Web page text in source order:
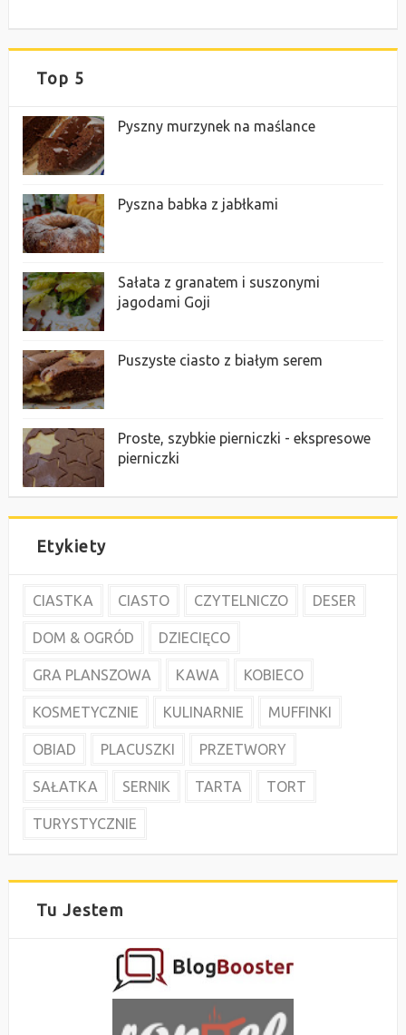
Top 5
Pyszny murzynek na maślance
Pyszna babka z jabłkami
Sałata z granatem i suszonymi
jagodami Goji
Puszyste ciasto z białym serem
Proste, szybkie pierniczki - ekspresowe
pierniczki
Etykiety
CIASTKA CIASTO CZYTELNICZO DESER
DOM & OGRÓD DZIECIĘCO
GRA PLANSZOWA KAWA KOBIECO
KOSMETYCZNIE KULINARNIE MUFFINKI
OBIAD PLACUSZKI PRZETWORY
SAŁATKA SERNIK TARTA TORT
TURYSTYCZNIE
Tu Jestem